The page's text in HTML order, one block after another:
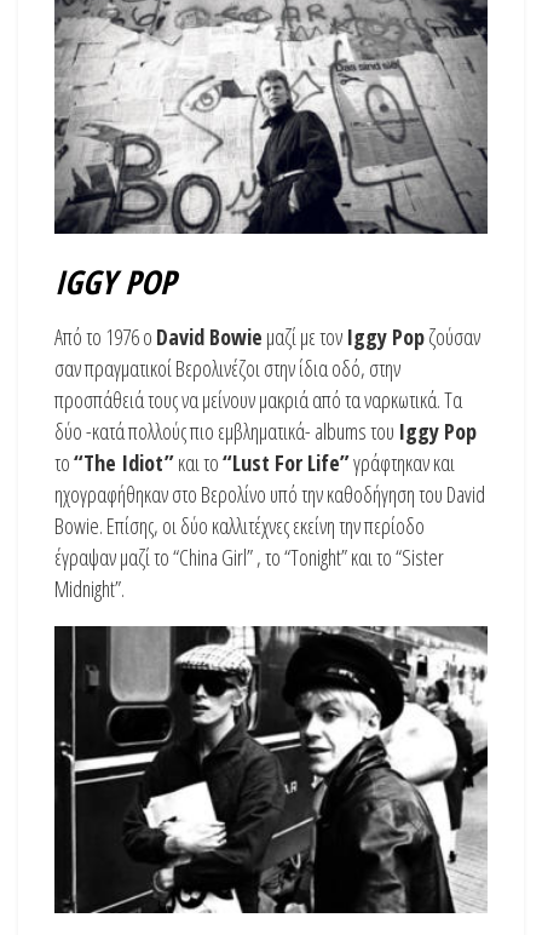
IGGY POP
Από το 1976 ο David Bowie μαζί με τον Iggy Popζούσαν
σαν πραγματικοί Βερολινέζοι στην ίδια οδό, στην
προσπάθειά τους να μείνουν μακριά από τα ναρκωτικά. Τα
δύο -κατά πολλούς πιο εμβληματικά- albums του Iggy Pop
το“The Idiot”και το“Lust For Life”γράφτηκαν και
ηχογραφήθηκαν στο Βερολίνο υπό την καθοδήγηση του David
Bowie. Επίσης, οι δύο καλλιτέχνες εκείνη την περίοδο
έγραψαν μαζί το “China Girl” , το “Tonight” και το “Sister
Midnight”.